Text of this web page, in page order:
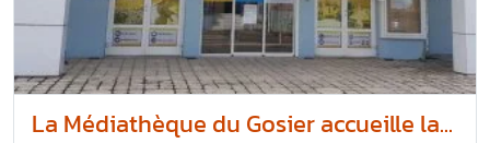
La Médiathèque du Gosier accueille la...